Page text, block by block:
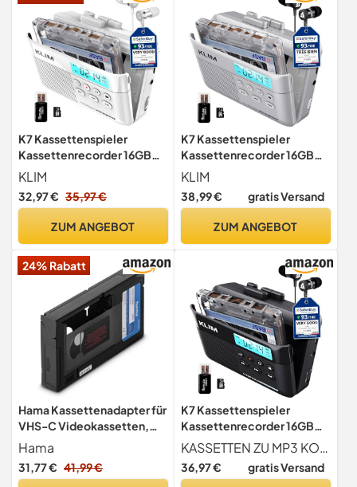
K7 Kassettenspieler
Kassettenrecorder 16GB
SD-Karte
KLIM
32,97 € 35,97 €
ZUM ANGEBOT
K7 Kassettenspieler
Kassettenrecorder 16GB
SD-Karte
KLIM
38,99 € gratis Versand
ZUM ANGEBOT
24% Rabatt
Hama Kassettenadapter für
VHS-C Videokassetten,
batteriebetrieben
Hama
31,77 € 41,99 €
K7 Kassettenspieler
Kassettenrecorder 16GB
SD-Karte
KASSETTEN ZU MP3 KONVERTIERUNG Wandle mühelos Kassetten in digitale MP3-Dateien um mit unserem Kassettenrekorder. Im Lieferumfang enthalten ist eine SD-Karte und ein SD-Kartenleser für nahtlose Speicherung. Zusätzlich zur Kassettenfunktion dient er als SD-Karten-MusikGerät. Keine zusätzlichen Geräte oder App-Downloads erforderlich folge einfach der Bedienungsanleitung für eine einfache Konvertierung in MP3-Format, gespeichert auf der SD-Karte.
36,97 € gratis Versand